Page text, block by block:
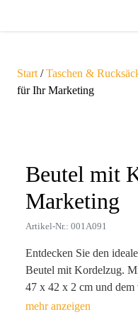
Start /Taschen &
für Ihr Marketing
Beutel mit
Marketing
Artikel-Nr.: 001A091
Entdecken Sie den
Beutel mit Kordelzug.
47 x 42 x 2 cm und dem
wasserabweisenden